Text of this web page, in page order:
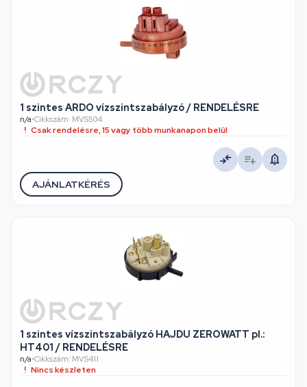
1 szintes ARDO vízszintszabályzó / RENDELÉSRE
n/a•Cikkszám: MVS504
Csak rendelésre, 15 vagy több munkanapon belül
AJÁNLATKÉRÉS
1 szintes vízszintszabályzó HAJDU ZEROWATT pl.:
HT401 / RENDELÉSRE
n/a•Cikkszám: MVS411
Nincs készleten